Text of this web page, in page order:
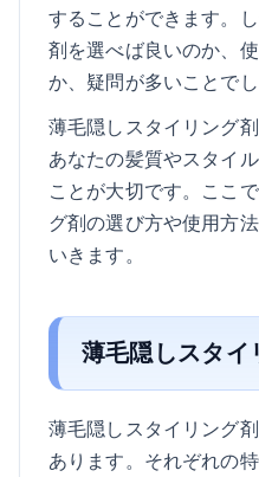
することができます。
剤を選べば良いのか、
か、疑問が多いことでし
薄毛隠しスタイリング
あなたの髪質やスタイ
ことが大切です。ここ
グ剤の選び方や使用方
いきます。
薄毛隠しスタ
薄毛隠しスタイリング
あります。それぞれの